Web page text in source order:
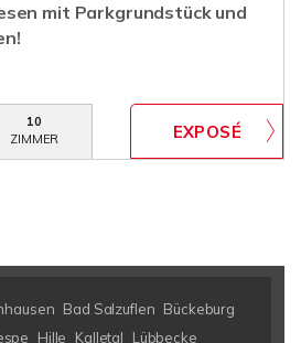
mit Parkgrundstück und
10
ZIMMER
Bad Salzuflen Bückeburg
Hille Kalletal
Lübbecke